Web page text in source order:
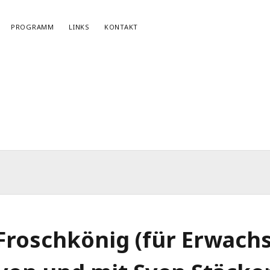
PROGRAMM LINKS KONTAKT
(für